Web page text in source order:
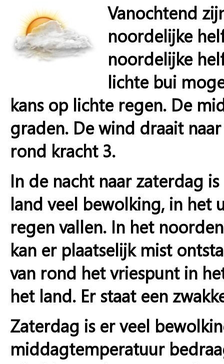
Vanochtend
noordelijke
noordelijke
lichte bui
kans op lichte regen. De
graden. De wind draait
rond kracht 3.
In de nacht naar zaterdag
land veel bewolking, in het
regen vallen. In het
kan er plaatselijk mist
van rond het vriespunt in
het land. Er staat een
Zaterdag is er veel
middagtemperatuur